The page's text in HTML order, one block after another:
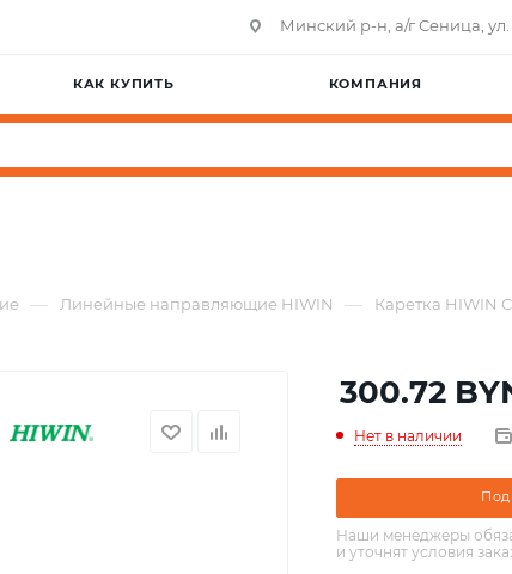
Минский р-н, а/г Сеница,
КАК КУПИТЬ КОМПАНИЯ
— Линейные направляющие HIWIN — Каретка HIWIN
300.72
Нет в наличии
Под
Наши менеджеры
и уточнят условия